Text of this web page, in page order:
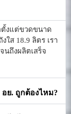
ตั้งแต่ขวดขนาด
ใส 18.9 ลิตร เรา
นถึงผลิตเสร็จ
ย. ถูกต้องไหม?